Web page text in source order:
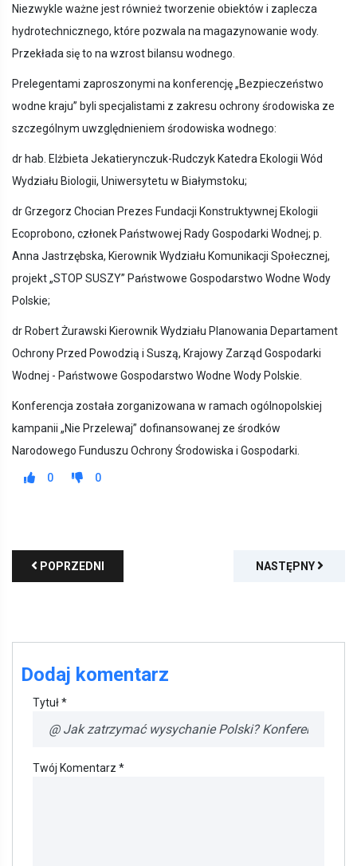
Niezwykle ważne jest również tworzenie obiektów i zaplecza
hydrotechnicznego, które pozwala na magazynowanie wody.
Przekłada się to na wzrost bilansu wodnego.
Prelegentami zaproszonymi na konferencję „Bezpieczeństwo
wodne kraju” byli specjalistami z zakresu ochrony środowiska ze
szczególnym uwzględnieniem środowiska wodnego:
dr hab. Elżbieta Jekatierynczuk-Rudczyk Katedra Ekologii Wód
Wydziału Biologii, Uniwersytetu w Białymstoku;
dr Grzegorz Chocian Prezes Fundacji Konstruktywnej Ekologii
Ecoprobono, członek Państwowej Rady Gospodarki Wodnej; p.
Anna Jastrzębska, Kierownik Wydziału Komunikacji Społecznej,
projekt „STOP SUSZY” Państwowe Gospodarstwo Wodne Wody
Polskie;
dr Robert Żurawski Kierownik Wydziału Planowania Departament
Ochrony Przed Powodzią i Suszą, Krajowy Zarząd Gospodarki
Wodnej - Państwowe Gospodarstwo Wodne Wody Polskie.
Konferencja została zorganizowana w ramach ogólnopolskiej
kampanii „Nie Przelewaj” dofinansowanej ze środków
Narodowego Funduszu Ochrony Środowiska i Gospodarki.
0 0
POPRZEDNI NASTĘPNY
Dodaj komentarz
Tytuł *
Twój Komentarz *